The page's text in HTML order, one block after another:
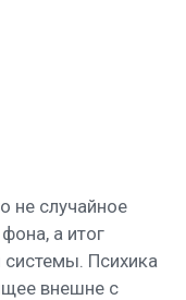
не случайное
а итог
Психика
внешне с